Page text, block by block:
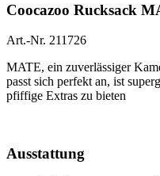
Coocazoo Rucksack
Art.-Nr. 211726
MATE, ein zuverlässiger
passt sich perfekt an, ist
pfiffige Extras zu bieten
Ausstattung